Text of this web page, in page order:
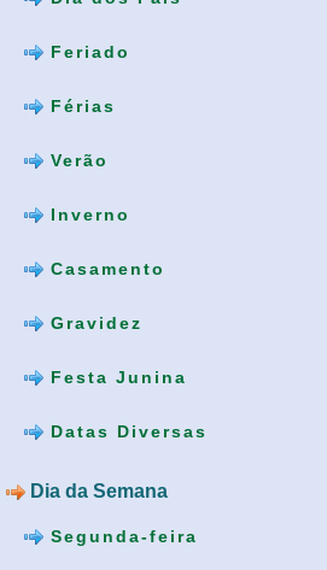
Feriado
Férias
Verão
Inverno
Casamento
Gravidez
Festa Junina
Datas Diversas
Dia da Semana
Segunda-feira